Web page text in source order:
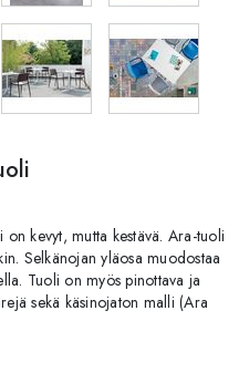
kevyt, mutta kestävä. Ara-tuoli
Selkänojan yläosa muodostaa
Tuoli on myös pinottava ja
sekä käsinojaton malli (Ara